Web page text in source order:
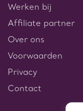
Werken bij
Affiliate partner
Over ons
Voorwaarden
Privacy
Contact